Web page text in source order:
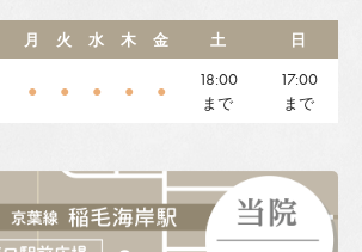
月 火 水 木 金 土 日
● ● ● ● ●
18:00
まで
17:00
まで